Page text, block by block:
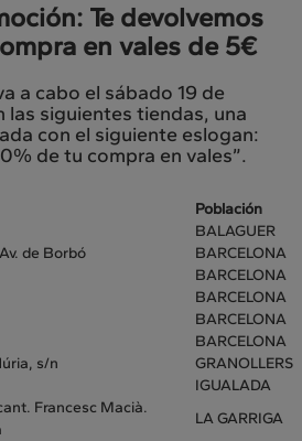
Te devolvemos
en vales de 5€
a cabo el sábado 19 de
las siguientes tiendas, una
con el siguiente eslogan:
de tu compra en vales”.
Población
BALAGUER
de Borbó
BARCELONA
BARCELONA
BARCELONA
BARCELONA
BARCELONA
s/n
GRANOLLERS
IGUALADA
Francesc Macià.
LA GARRIGA